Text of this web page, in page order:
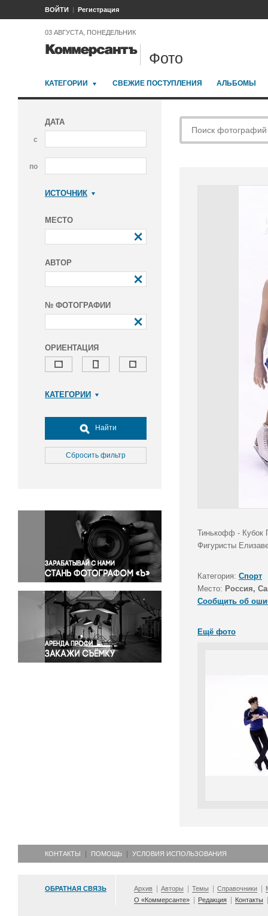
ВОЙТИ Регистрация
03 АВГУСТА, ПОНЕДЕЛЬНИК
Фото
КАТЕГОРИИ СВЕЖИЕ ПОСТУПЛЕНИЯ АЛЬБОМЫ
ДАТА
с
по
ИСТОЧНИК
МЕСТО
АВТОР
№ ФОТОГРАФИИ
ОРИЕНТАЦИЯ
КАТЕГОРИИ
Досуг, туризм и отдых
Культура
Медицина
Окружающая среда
Политика
Правосудие
Происшествия и конфликты
Религия
Светская жизнь
Спорт
Экология
Экономика и бизнес
Найти
Сбросить фильтр
Тинькофф - Кубок
Фигуристы
Категория: Спорт
Место: Россия,
Сообщить об
Ещё фото
КОНТАКТЫ ПОМОЩЬ УСЛОВИЯ ИСПОЛЬЗОВАНИЯ
ОБРАТНАЯ СВЯЗЬ Архив Авторы Темы Справочники
О «Коммерсанте»
Редакция Контакты